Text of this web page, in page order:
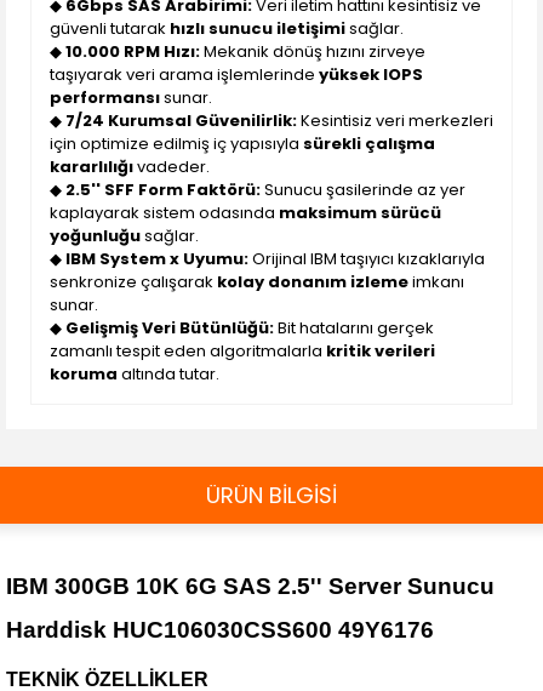
◆ 6Gbps SAS Arabirimi:Veri iletim hattını kesintisiz ve
güvenli tutarak hızlı sunucu iletişimisağlar.
◆10.000 RPM Hızı:Mekanik dönüş hızını zirveye
taşıyarak veri arama işlemlerinde yüksek IOPS
performansısunar.
◆ 7/24 Kurumsal Güvenilirlik:Kesintisiz veri merkezleri
için optimize edilmiş iç yapısıyla sürekli çalışma
kararlılığıvadeder.
◆ 2.5'' SFF Form Faktörü:Sunucu şasilerinde az yer
kaplayarak sistem odasında maksimum sürücü
yoğunluğusağlar.
◆ IBM System x Uyumu:Orijinal IBM taşıyıcı kızaklarıyla
senkronize çalışarak kolay donanım izlemeimkanı
sunar.
◆ Gelişmiş Veri Bütünlüğü:Bit hatalarını gerçek
zamanlı tespit eden algoritmalarla kritik verileri
koruma altında tutar.
ÜRÜN BİLGİSİ
IBM 300GB 10K 6G SAS 2.5'' Server Sunucu
Harddisk HUC106030CSS600 49Y6176
TEKNİK ÖZELLİKLER